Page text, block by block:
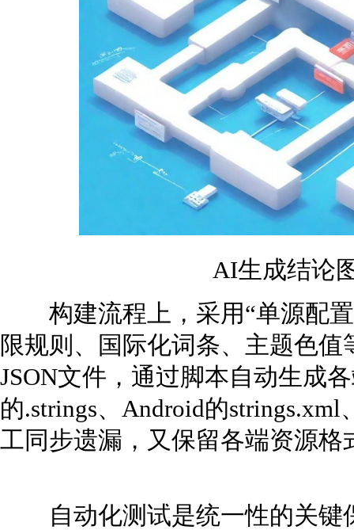
AI生成结论
构建流程上，采用“单源配置
限规则、国际化词条、主题色
JSON文件，通过脚本自动生成
的.strings、Android的strings.xml
工同步遗漏，又保留各端资源格
自动化测试是统一性的关键